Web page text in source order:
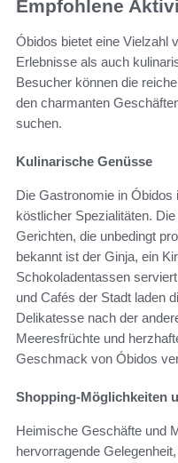
Empfohlene
Óbidos bietet eine Vielzahl
Erlebnisse als auch
Besucher können die
den charmanten
suchen.
Kulinarische Genüsse
Die Gastronomie in
köstlicher Spezialitäten.
Gerichten, die unbedingt
bekannt ist der Ginja, ein
Schokoladentassen
und Cafés der Stadt laden
Delikatesse nach der
Meeresfrüchte und
Geschmack von Óbidos
Shopping-Möglichkeiten
Heimische Geschäfte und
hervorragende